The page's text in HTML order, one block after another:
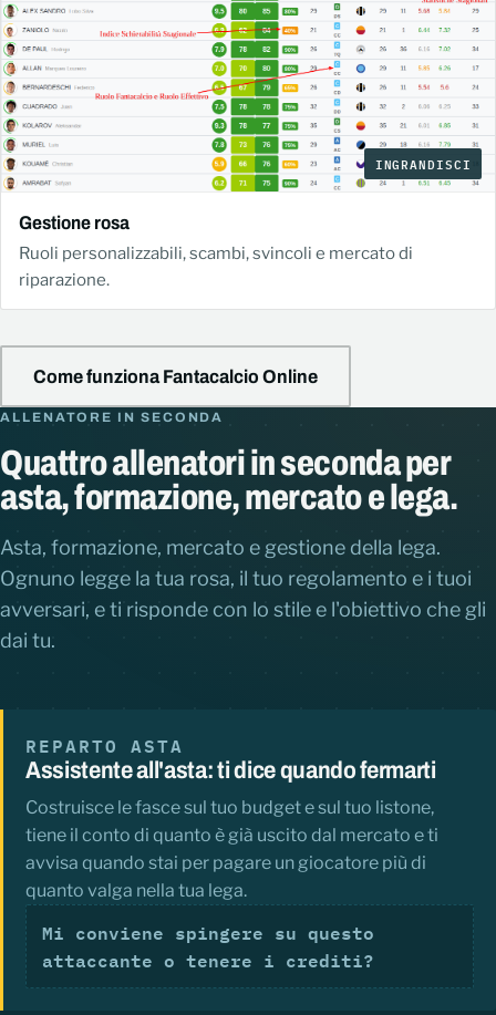
INGRANDISCI
Gestione rosa
Ruoli personalizzabili, scambi, svincoli e mercato di
riparazione.
Come funziona Fantacalcio Online
ALLENATORE IN SECONDA
Quattro allenatori in seconda per
asta, formazione, mercato e lega.
Asta, formazione, mercato e gestione della lega.
Ognuno legge la tua rosa, il tuo regolamento e i tuoi
avversari, e ti risponde con lo stile e l'obiettivo che gli
dai tu.
REPARTO ASTA
Assistente all'asta: ti dice quando fermarti
Costruisce le fasce sul tuo budget e sul tuo listone,
tiene il conto di quanto è già uscito dal mercato e ti
avvisa quando stai per pagare un giocatore più di
quanto valga nella tua lega.
Mi conviene spingere su questo
attaccante o tenere i crediti?